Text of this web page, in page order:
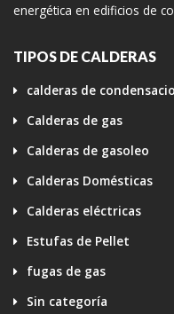
energética en edificios de
TIPOS DE CALDERAS
calderas de
Calderas de gas
Calderas de gasoleo
Calderas Domésticas
Calderas eléctricas
Estufas de Pellet
fugas de gas
Sin categoría